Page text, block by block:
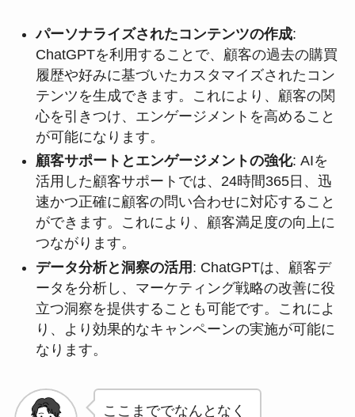
パーソナライズされたコンテンツの作成:
ChatGPTを利用することで、顧客の過去の購買
履歴や好みに基づいたカスタマイズされたコン
テンツを生成できます。これにより、顧客の関
心を引きつけ、エンゲージメントを高めること
が可能になります。
顧客サポートとエンゲージメントの強化: AIを
活用した顧客サポートでは、24時間365日、迅
速かつ正確に顧客の問い合わせに対応すること
ができます。これにより、顧客満足度の向上に
つながります。
データ分析と洞察の活用 : ChatGPTは、顧客デ
ータを分析し、マーケティング戦略の改善に役
立つ洞察を提供することも可能です。これによ
り、より効果的なキャンペーンの実施が可能に
なります。
ここまででなんとなく